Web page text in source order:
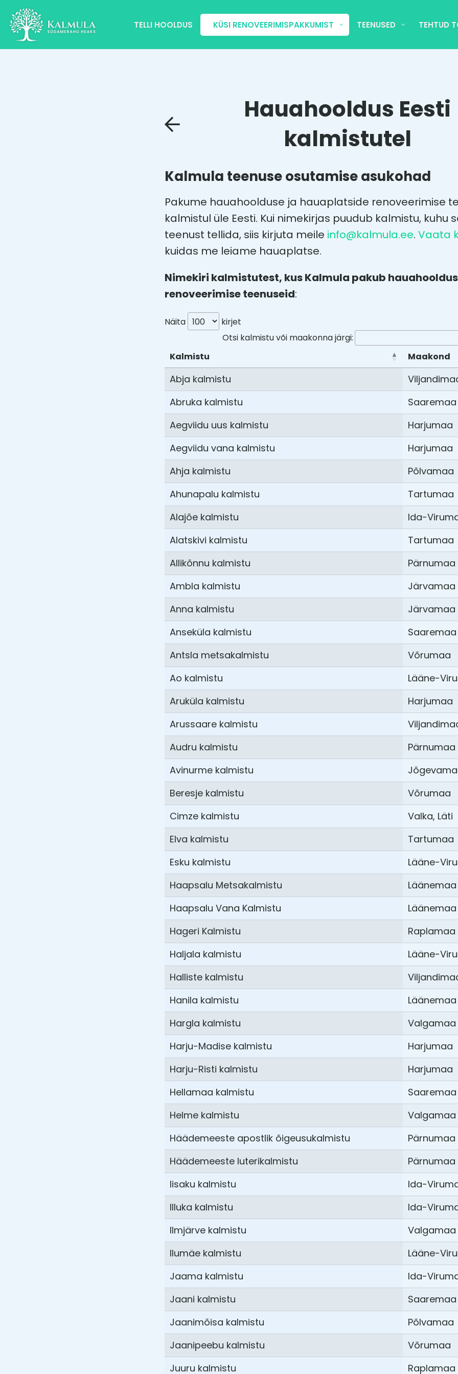
TELLI HOOLDUS KÜSI RENOVEERIMISPAKKUMIST TEENUSED TEHTUD
Hauahooldus Eesti
kalmistutel
Kalmula teenuse osutamise asukohad
Pakume hauahoolduse ja hauaplatside renoveerimise
kalmistul üle Eesti. Kui nimekirjas puudub kalmistu, kuhu
teenust tellida, siis kirjuta meile info@kalmula.ee. Vaata
kuidas me leiame hauaplatse.
Nimekiri kalmistutest, kus Kalmula pakub
renoveerimise teenuseid:
Näita
kirjet
Otsi kalmistu või maakonna järgi:
Kalmistu
Maakond
Abja kalmistu
Abruka kalmistu
Saaremaa
Aegviidu uus kalmistu
Harjumaa
Aegviidu vana kalmistu
Harjumaa
Ahja kalmistu
Põlvamaa
Ahunapalu kalmistu
Tartumaa
Alajõe kalmistu
Ida-
Alatskivi kalmistu
Tartumaa
Allikõnnu kalmistu
Pärnumaa
Ambla kalmistu
Järvamaa
Anna kalmistu
Järvamaa
Anseküla kalmistu
Saaremaa
Antsla metsakalmistu
Võrumaa
Ao kalmistu
Lääne-
Aruküla kalmistu
Harjumaa
Arussaare kalmistu
Audru kalmistu
Pärnumaa
Avinurme kalmistu
Beresje kalmistu
Võrumaa
Cimze kalmistu
Valka, Läti
Elva kalmistu
Tartumaa
Esku kalmistu
Lääne-
Haapsalu Metsakalmistu
Läänemaa
Haapsalu Vana Kalmistu
Läänemaa
Hageri Kalmistu
Raplamaa
Haljala kalmistu
Lääne-
Halliste kalmistu
Hanila kalmistu
Läänemaa
Hargla kalmistu
Valgamaa
Harju-Madise kalmistu
Harjumaa
Harju-Risti kalmistu
Harjumaa
Hellamaa kalmistu
Saaremaa
Helme kalmistu
Valgamaa
Häädemeeste apostlik õigeusukalmistu
Pärnumaa
Häädemeeste luterikalmistu
Pärnumaa
Iisaku kalmistu
Ida-
Illuka kalmistu
Ida-
Ilmjärve kalmistu
Valgamaa
Ilumäe kalmistu
Lääne-
Jaama kalmistu
Ida-
Jaani kalmistu
Saaremaa
Jaanimõisa kalmistu
Põlvamaa
Jaanipeebu kalmistu
Võrumaa
Juuru kalmistu
Raplamaa